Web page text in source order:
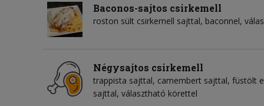
Baconos-sajtos csirkemell
roston sült csirkemell sajttal, baconnel,
Négysajtos csirkemell
trappista sajttal, camembert sajttal, füstölt
sajttal, választható körettel